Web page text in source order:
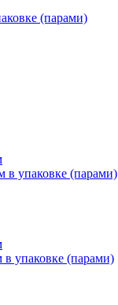
(парами)
упаковке (парами)
упаковке (парами)